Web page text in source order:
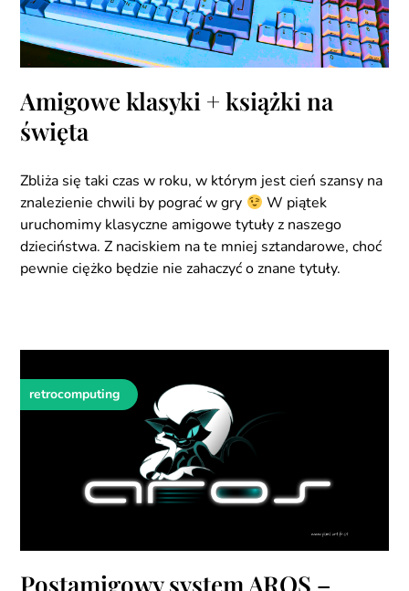
Amigowe klasyki + książki na
święta
Zbliża się taki czas w roku, w którym jest cień szansy na
znalezienie chwili by pograć w gry
W piątek
uruchomimy klasyczne amigowe tytuły z naszego
dzieciństwa. Z naciskiem na te mniej sztandarowe, choć
pewnie ciężko będzie nie zahaczyć o znane tytuły.
retrocomputing
Postamigowy system AROS –